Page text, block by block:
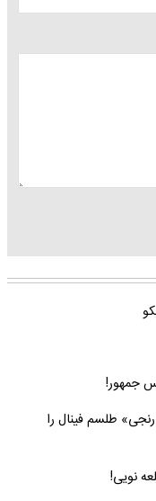
جمهور!
۲۰۲۶ | «لاله‌های نارنجی» طلسم فینال را
نویی!